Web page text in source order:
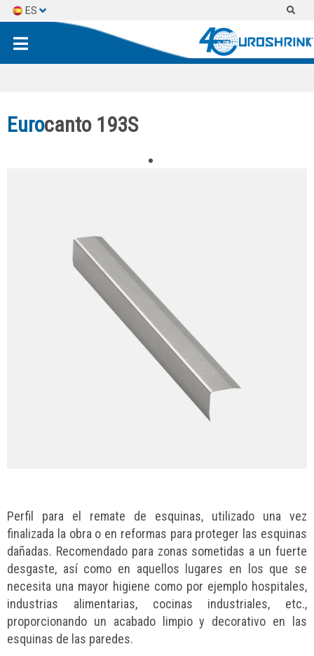
ES
Eurocanto 193S
Perfil para el remate de esquinas, utilizado una vez
finalizada la obra o en reformas para proteger las esquinas
dañadas. Recomendado para zonas sometidas a un fuerte
desgaste, así como en aquellos lugares en los que se
necesita una mayor higiene como por ejemplo hospitales,
industrias alimentarias, cocinas industriales, etc.,
proporcionando un acabado limpio y decorativo en las
esquinas de las paredes.